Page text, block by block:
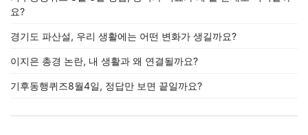
요?
경기도 파산설, 우리 생활에는 어떤 변화가 생길까요?
이지은 총경 논란, 내 생활과 왜 연결될까요?
기후동행퀴즈8월4일, 정답만 보면 끝일까요?